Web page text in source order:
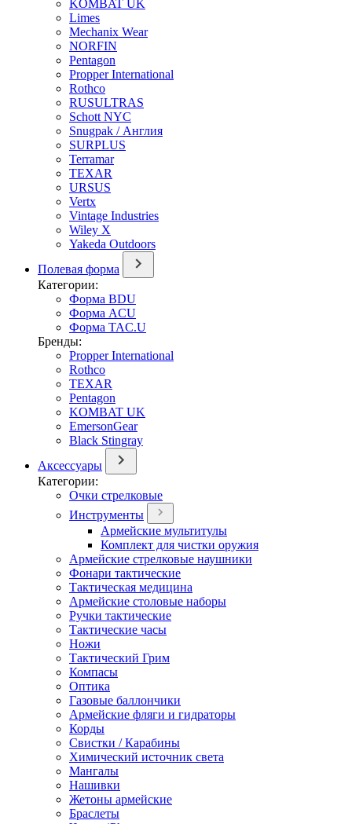
KOMBAT UK
Limes
Mechanix Wear
NORFIN
Pentagon
Propper International
Rothco
RUSULTRAS
Schott NYC
Snugpak / Англия
SURPLUS
Terramar
TEXAR
URSUS
Vertx
Vintage Industries
Wiley X
Yakeda Outdoors
Полевая форма
Категории:
Форма BDU
Форма ACU
Форма TAC.U
Бренды:
Propper International
Rothco
TEXAR
Pentagon
KOMBAT UK
EmersonGear
Black Stingray
Аксессуары
Категории:
Очки стрелковые
Инструменты
Армейские мультитулы
Комплект для чистки оружия
Армейские стрелковые наушники
Фонари тактические
Тактическая медицина
Армейские столовые наборы
Ручки тактические
Тактические часы
Ножи
Тактический Грим
Компасы
Оптика
Газовые баллончики
Армейские фляги и гидраторы
Корды
Свистки / Карабины
Химический источник света
Мангалы
Нашивки
Жетоны армейские
Браслеты